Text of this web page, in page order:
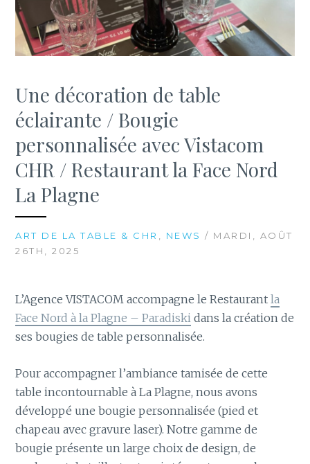
Une décoration de table
éclairante / Bougie
personnalisée avec Vistacom
CHR / Restaurant la Face Nord
La Plagne
ART DE LA TABLE & CHR NEWS / MARDI, AOÛT
26TH, 2025
L’Agence VISTACOM accompagne le Restaurantla
Face Nord à la Plagne – Paradiski dans la création de
ses bougies de table personnalisée.
Pour accompagner l’ambiance tamisée de cette
table incontournable à La Plagne, nous avons
développé une bougie personnalisée (pied et
chapeau avec gravure laser). Notre gamme de
bougie présente un large choix de design, de